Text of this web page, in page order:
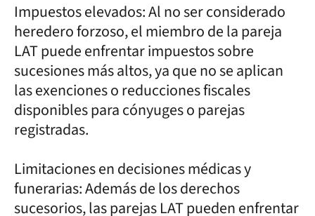
Impuestos elevados: Al no ser considerado
heredero forzoso, el miembro de la pareja
LAT puede enfrentar impuestos sobre
sucesiones más altos, ya que no se aplican
las exenciones o reducciones fiscales
disponibles para cónyuges o parejas
registradas.
Limitaciones en decisiones médicas y
funerarias: Además de los derechos
sucesorios, las parejas LAT pueden enfrentar